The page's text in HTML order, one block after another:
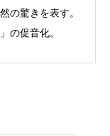
の驚きを表す。
の促音化。